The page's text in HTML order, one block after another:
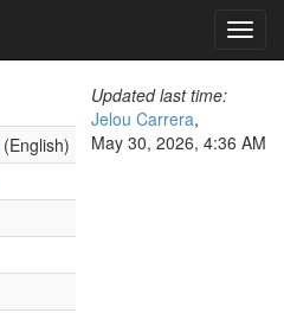
(English)
Updated last time:
Jelou Carrera,
May 30, 2026, 4:36 AM